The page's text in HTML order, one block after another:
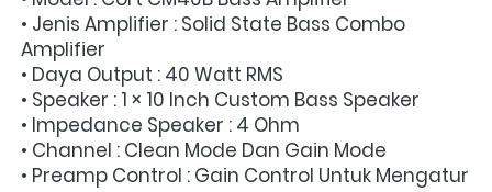
• Jenis Amplifier : Solid State Bass Combo
Amplifier
• Daya Output : 40 Watt RMS
• Speaker : 1 × 10 Inch Custom Bass Speaker
• Impedance Speaker : 4 Ohm
• Channel : Clean Mode Dan Gain Mode
• Preamp Control : Gain Control Untuk Mengatur